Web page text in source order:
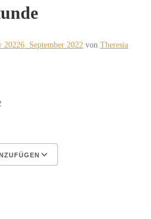
20226. September 2022 von Theresia